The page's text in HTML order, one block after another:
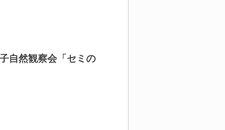
自然観察会「セミの